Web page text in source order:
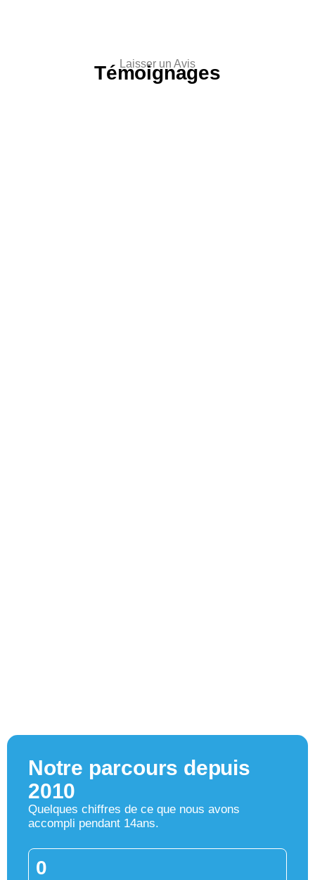
Laisser un Avis
Témoignages
Notre parcours depuis
2010
Quelques chiffres de ce que nous avons
accompli pendant 14ans.
0